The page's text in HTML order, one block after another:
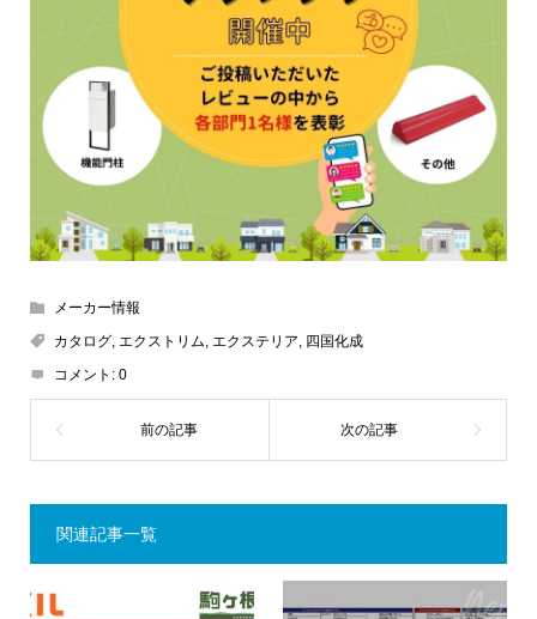
メーカー情報
カタログ, エクストリム, エクステリア, 四国化成
コメント: 0
関連記事一覧